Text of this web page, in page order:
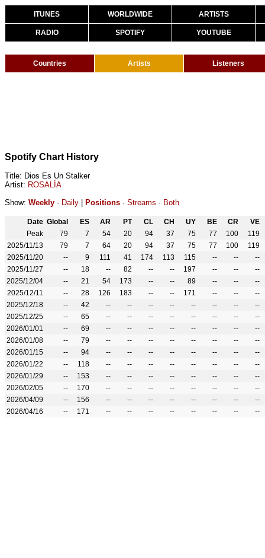
ITUNES WORLDWIDE ARTISTS
RADIO SPOTIFY YOUTUBE
Countries Artists Listeners
Spotify Chart History
Title: Dios Es Un Stalker
Artist: ROSALÍA
Show: Weekly · Daily Positions · Streams · Both
Date Global ES AR PT CL CH UY BE CR
VE
Peak
79 7 54 20 94 37 75 77 100
119
2025/11/13
79 7 64 20 94 37 75 77 100
119
2025/11/20
-- 9 111 41 174 113 115 -- --
--
2025/11/27
-- 18 -- 82 -- -- 197 -- --
--
2025/12/04
-- 21 54 173 -- -- 89 -- --
--
2025/12/11
-- 28 126 183 -- -- 171 -- --
--
2025/12/18
-- 42 -- -- -- -- -- -- --
--
2025/12/25
-- 65 -- -- -- -- -- -- --
--
2026/01/01
-- 69 -- -- -- -- -- -- --
--
2026/01/08
-- 79 -- -- -- -- -- -- --
--
2026/01/15
-- 94 -- -- -- -- -- -- --
--
2026/01/22
-- 118 -- -- -- -- -- -- --
--
2026/01/29
-- 153 -- -- -- -- -- -- --
--
2026/02/05
-- 170 -- -- -- -- -- -- --
--
2026/04/09
-- 156 -- -- -- -- -- -- --
--
2026/04/16
-- 171 -- -- -- -- -- -- -- --